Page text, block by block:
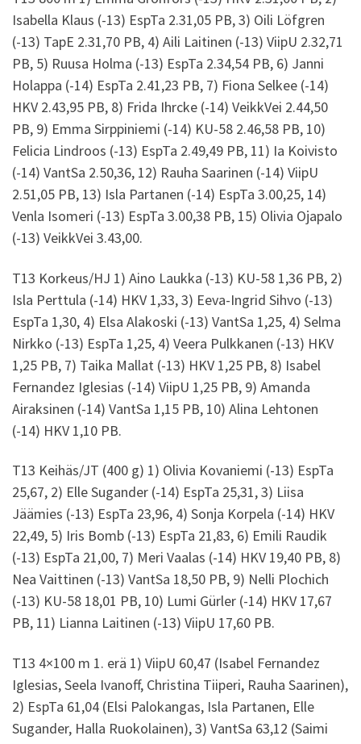
Isabella Klaus (-13) EspTa 2.31,05 PB, 3) Oili Löfgren
(-13) TapE 2.31,70 PB, 4) Aili Laitinen (-13) ViipU 2.32,71
PB, 5) Ruusa Holma (-13) EspTa 2.34,54 PB, 6) Janni
Holappa (-14) EspTa 2.41,23 PB, 7) Fiona Selkee (-14)
HKV 2.43,95 PB, 8) Frida Ihrcke (-14) VeikkVei 2.44,50
PB, 9) Emma Sirppiniemi (-14) KU-58 2.46,58 PB, 10)
Felicia Lindroos (-13) EspTa 2.49,49 PB, 11) Ia Koivisto
(-14) VantSa 2.50,36, 12) Rauha Saarinen (-14) ViipU
2.51,05 PB, 13) Isla Partanen (-14) EspTa 3.00,25, 14)
Venla Isomeri (-13) EspTa 3.00,38 PB, 15) Olivia Ojapalo
(-13) VeikkVei 3.43,00.
T13 Korkeus/HJ 1) Aino Laukka (-13) KU-58 1,36 PB, 2)
Isla Perttula (-14) HKV 1,33, 3) Eeva-Ingrid Sihvo (-13)
EspTa 1,30, 4) Elsa Alakoski (-13) VantSa 1,25, 4) Selma
Nirkko (-13) EspTa 1,25, 4) Veera Pulkkanen (-13) HKV
1,25 PB, 7) Taika Mallat (-13) HKV 1,25 PB, 8) Isabel
Fernandez Iglesias (-14) ViipU 1,25 PB, 9) Amanda
Airaksinen (-14) VantSa 1,15 PB, 10) Alina Lehtonen
(-14) HKV 1,10 PB.
T13 Keihäs/JT (400 g) 1) Olivia Kovaniemi (-13) EspTa
25,67, 2) Elle Sugander (-14) EspTa 25,31, 3) Liisa
Jäämies (-13) EspTa 23,96, 4) Sonja Korpela (-14) HKV
22,49, 5) Iris Bomb (-13) EspTa 21,83, 6) Emili Raudik
(-13) EspTa 21,00, 7) Meri Vaalas (-14) HKV 19,40 PB, 8)
Nea Vaittinen (-13) VantSa 18,50 PB, 9) Nelli Plochich
(-13) KU-58 18,01 PB, 10) Lumi Gürler (-14) HKV 17,67
PB, 11) Lianna Laitinen (-13) ViipU 17,60 PB.
T13 4×100 m 1. erä 1) ViipU 60,47 (Isabel Fernandez
Iglesias, Seela Ivanoff, Christina Tiiperi, Rauha Saarinen),
2) EspTa 61,04 (Elsi Palokangas, Isla Partanen, Elle
Sugander, Halla Ruokolainen), 3) VantSa 63,12 (Saimi